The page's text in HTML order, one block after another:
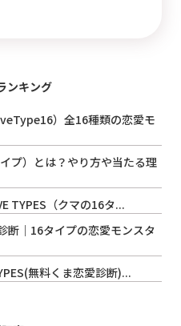
ンキング
）全16種類の恋愛モ
プ）とは？やり方や当たる理
TYPES（クマの16タ...
断｜16タイプの恋愛モンスタ
無料くま恋愛診断)...